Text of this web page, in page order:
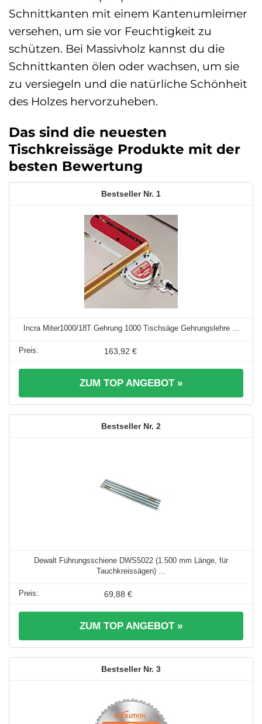
Schnittkanten mit einem Kantenumleimer
versehen, um sie vor Feuchtigkeit zu
schützen. Bei Massivholz kannst du die
Schnittkanten ölen oder wachsen, um sie
zu versiegeln und die natürliche Schönheit
des Holzes hervorzuheben.
Das sind die neuesten
Tischkreissäge Produkte mit der
besten Bewertung
1
Incra Miter1000/18T Gehrung 1000 Tischsäge Gehrungslehre ...
163,92 €
ZUM TOP ANGEBOT »
2
Dewalt Führungsschiene DWS5022 (1.500 mm Länge, für
Tauchkreissägen) ...
69,88 €
ZUM TOP ANGEBOT »
3